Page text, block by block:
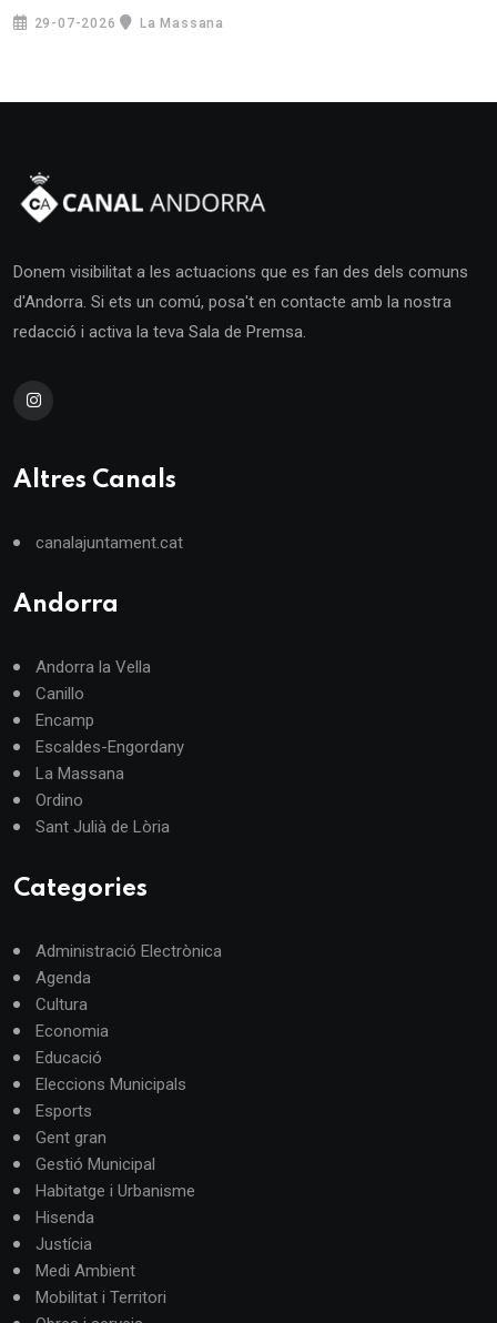
29-07-2026 La Massana
Donem visibilitat a les actuacions que es fan des dels comuns
d'Andorra. Si ets un comú, posa't en contacte amb la nostra
redacció i activa la teva Sala de Premsa.
Altres Canals
canalajuntament.cat
Andorra
Andorra la Vella
Canillo
Encamp
Escaldes-Engordany
La Massana
Ordino
Sant Julià de Lòria
Categories
Administració Electrònica
Agenda
Cultura
Economia
Educació
Eleccions Municipals
Esports
Gent gran
Gestió Municipal
Habitatge i Urbanisme
Hisenda
Justícia
Medi Ambient
Mobilitat i Territori